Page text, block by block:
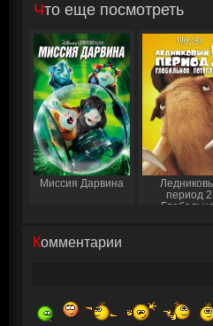
Что еще посмотреть
Миссия Дарвина
период
Комментарии